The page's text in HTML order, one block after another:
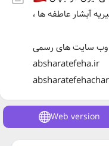
absharatefeha.ir
Web version